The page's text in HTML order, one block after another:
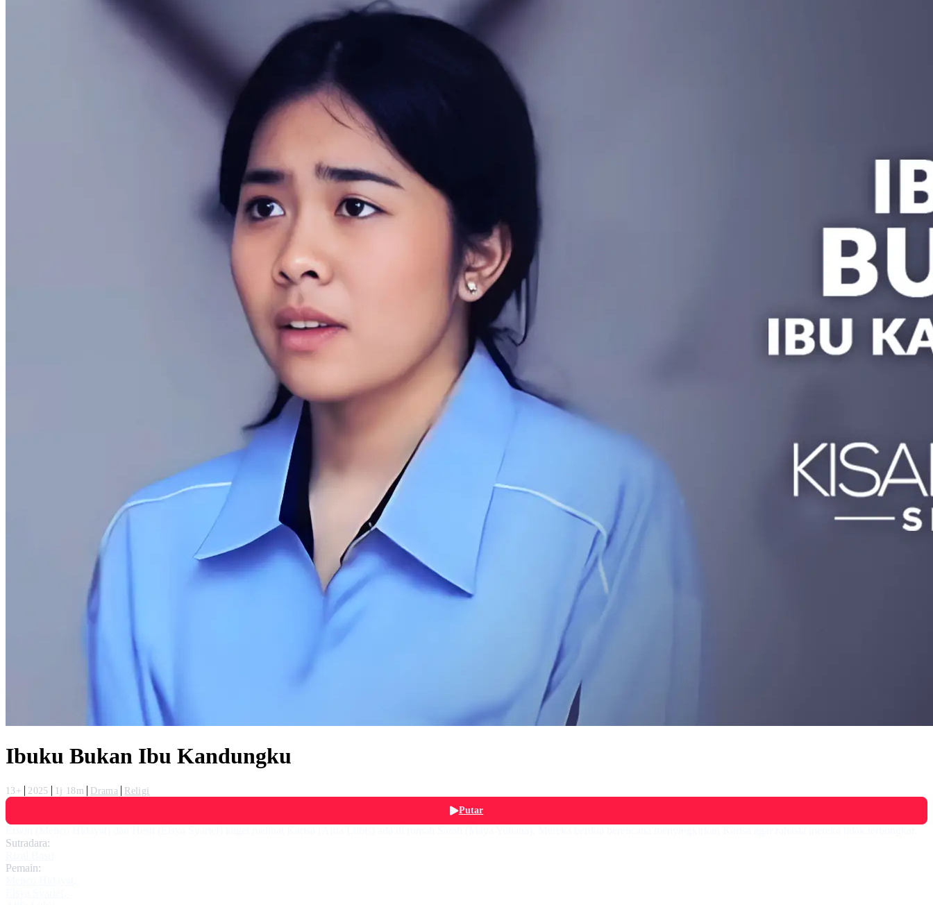
Ibuku Bukan Ibu Kandungku
13+ 2025 1j 18m Drama
Religi
Putar
Sutradara:
Pemain: